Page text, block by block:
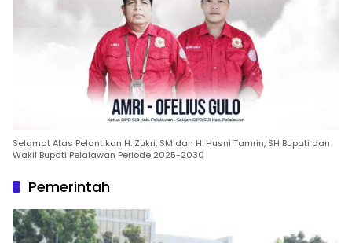
Selamat Atas Pelantikan H. Zukri, SM dan H. Husni Tamrin, SH Bupati dan
Wakil Bupati Pelalawan Periode 2025-2030
Pemerintah